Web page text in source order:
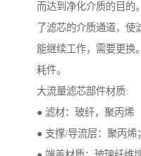
而达到净化介质的目的
了滤芯的介质通道，
能继续工作，需要更换
耗件。
大流量滤芯部件材质:
● 滤材：玻纤，聚丙烯（
● 支撑/导流层：聚丙烯；